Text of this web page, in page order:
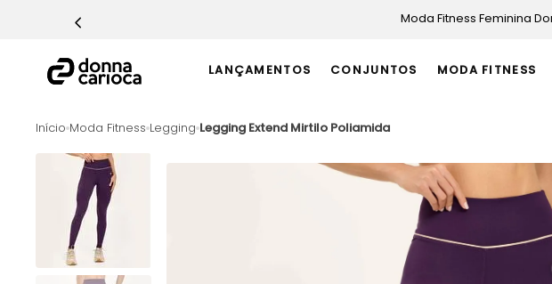
Moda Fitness Feminina
LANÇAMENTOS CONJUNTOS MODA FITNESS
Moda Fitness Legging Legging Extend Mirtilo Poliamida
TERMOS MAIS BUSCADOS
Macacão
Casaco
Epic Vermelho
Conjunto
Macaquinho